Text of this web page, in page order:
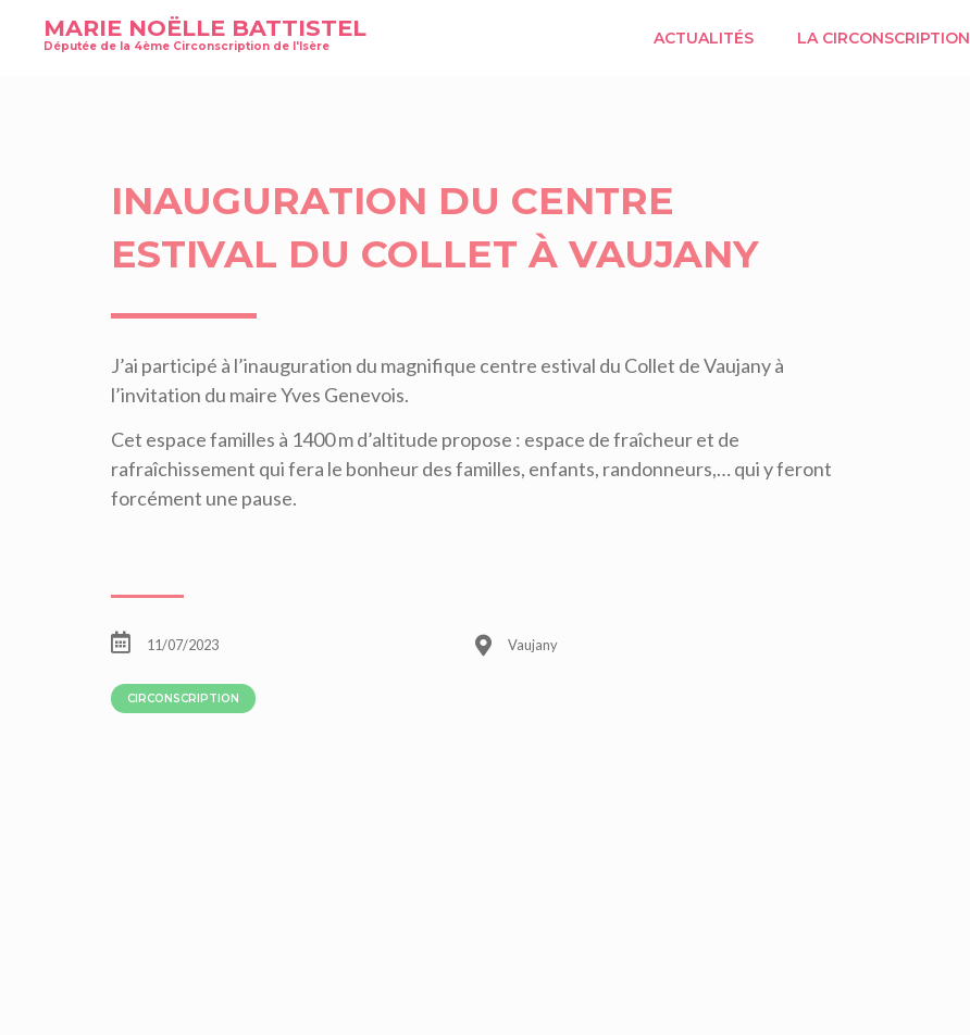
MARIE NOËLLE BATTISTEL
Députée de la 4ème Circonscription de l'Isère ACTUALITÉS LA CIRCONSCRIPTION
INAUGURATION DU CENTRE
ESTIVAL DU COLLET À VAUJANY
J’ai participé à l’inauguration du magnifique centre estival du Collet de Vaujany à
l’invitation du maire Yves Genevois.
Cet espace familles à 1400 m d’altitude propose : espace de fraîcheur et de
rafraîchissement qui fera le bonheur des familles, enfants, randonneurs,… qui y feront
forcément une pause.
11/07/2023 Vaujany
CIRCONSCRIPTION